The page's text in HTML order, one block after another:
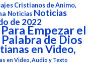
Cristianos de Animo,
Noticias Noticias
de 2022
Empezar el
Palabra de Dios
en Video,
en Video, Audio y Texto